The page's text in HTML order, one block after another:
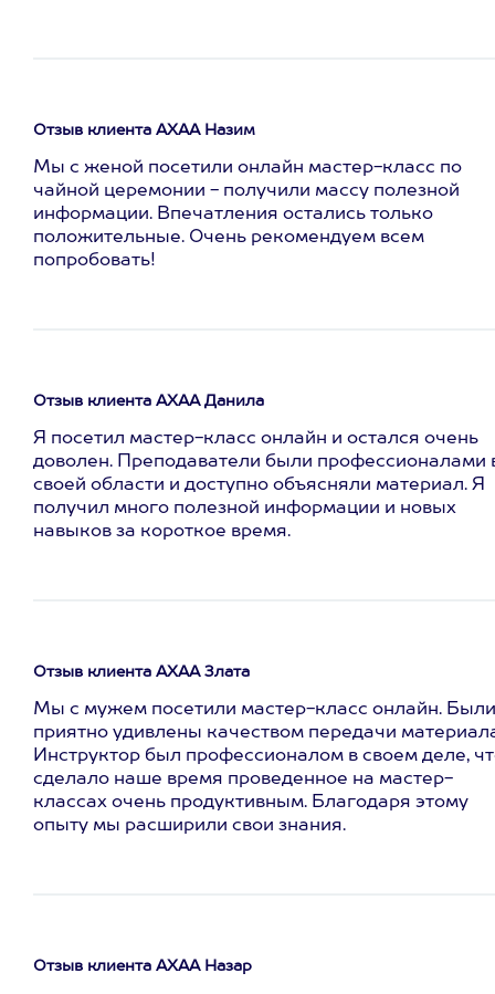
Отзыв клиента АХАА Назим
Мы с женой посетили онлайн мастер-класс по
чайной церемонии - получили массу полезной
информации. Впечатления остались только
положительные. Очень рекомендуем всем
попробовать!
Отзыв клиента АХАА Данила
Я посетил мастер-класс онлайн и остался очень
доволен. Преподаватели были профессионалами
своей области и доступно объясняли материал. Я
получил много полезной информации и новых
навыков за короткое время.
Отзыв клиента АХАА Злата
Мы с мужем посетили мастер-класс онлайн. Были
приятно удивлены качеством передачи
Инструктор был профессионалом в своем деле,
сделало наше время проведенное на мастер-
классах очень продуктивным. Благодаря этому
опыту мы расширили свои знания.
Отзыв клиента АХАА Назар